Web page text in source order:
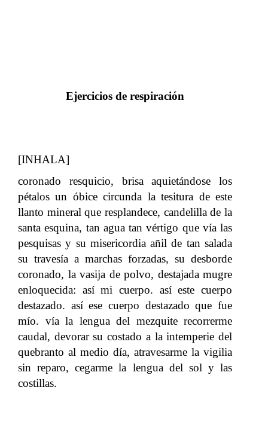
Ejercicios de respiración
[INHALA]
coronado resquicio, brisa aquietándose los
pétalos un óbice circunda la tesitura de este
llanto mineral que resplandece, candelilla de la
santa esquina, tan agua tan vértigo que vía las
pesquisas y su misericordia añil de tan salada
su travesía a marchas forzadas, su desborde
coronado, la vasija de polvo, destajada mugre
enloquecida: así mi cuerpo. así este cuerpo
destazado. así ese cuerpo destazado que fue
mío. vía la lengua del mezquite recorrerme
caudal, devorar su costado a la intemperie del
quebranto al medio día, atravesarme la vigilia
sin reparo, cegarme la lengua del sol y las
costillas.